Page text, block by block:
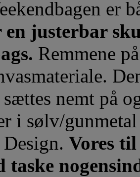
en justerbar
Remmene
nemt på
i sølv/
Vores
taske